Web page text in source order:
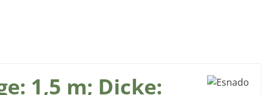
1,5 m; Dicke: